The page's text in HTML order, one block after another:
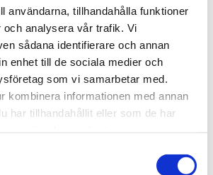
användarna, tillhandahålla funktioner
och analysera vår trafik. Vi
sådana identifierare och annan
enhet till de sociala medier och
som vi samarbetar med.
kombinera informationen med annan
har tillhandahållit eller som de har